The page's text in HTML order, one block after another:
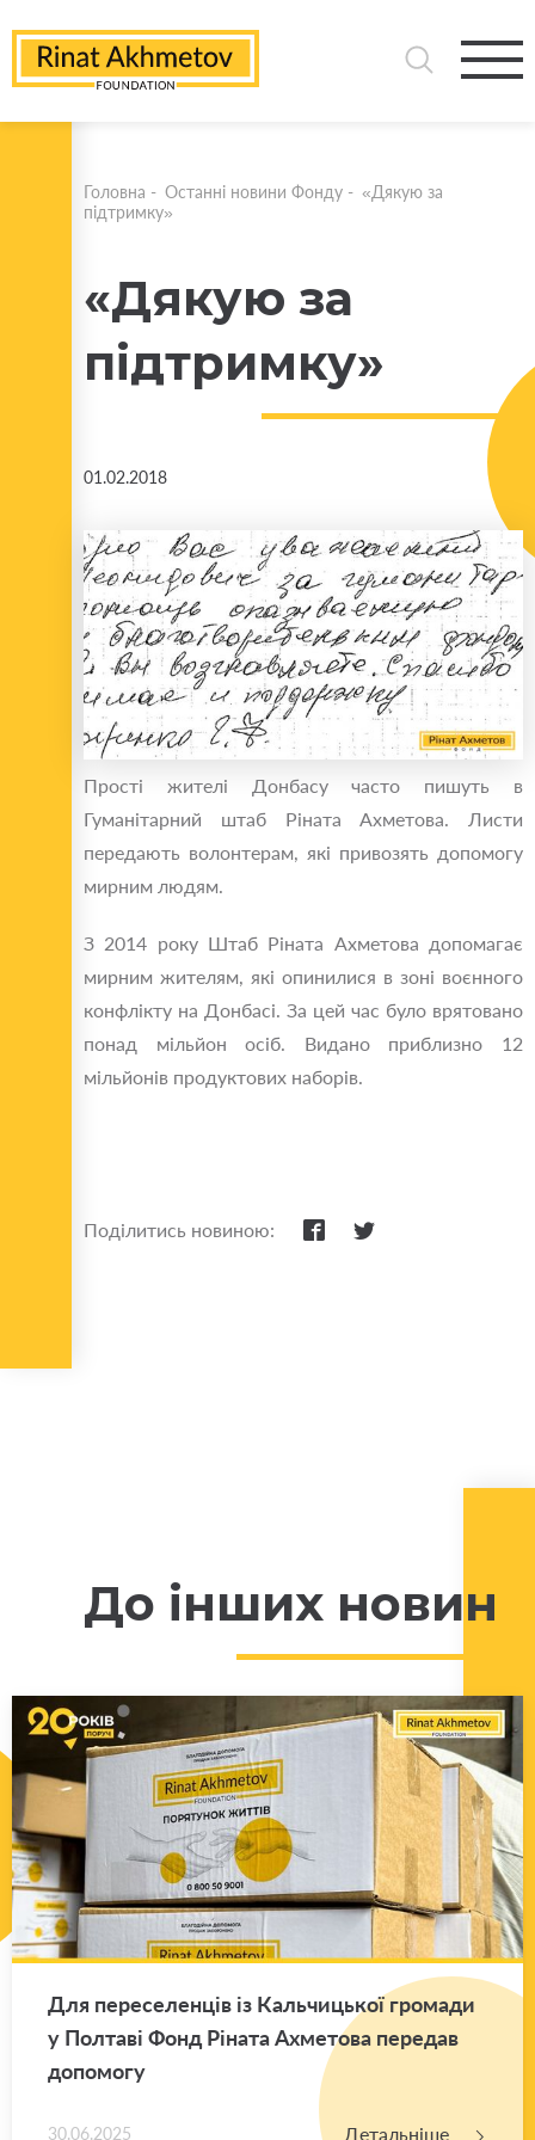
Головна - Останні новини Фонду - «Дякую за
підтримку»
«Дякую за
підтримку»
01.02.2018
Прості жителі Донбасу часто пишуть в
Гуманітарний штаб Ріната Ахметова. Листи
передають волонтерам, які привозять допомогу
мирним людям.
З 2014 року Штаб Ріната Ахметова допомагає
мирним жителям, які опинилися в зоні воєнного
конфлікту на Донбасі. За цей час було врятовано
понад мільйон осіб. Видано приблизно 12
мільйонів продуктових наборів.
Поділитись новиною:
До інших новин
Для пе­ре­се­лен­ців із Каль­чи­цької гро­ма­ди
у Пол­та­ві Фонд Рі­на­та Ахме­то­ва пе­ре­дав
до­по­мо­гу
30.06.2025 Детальніше